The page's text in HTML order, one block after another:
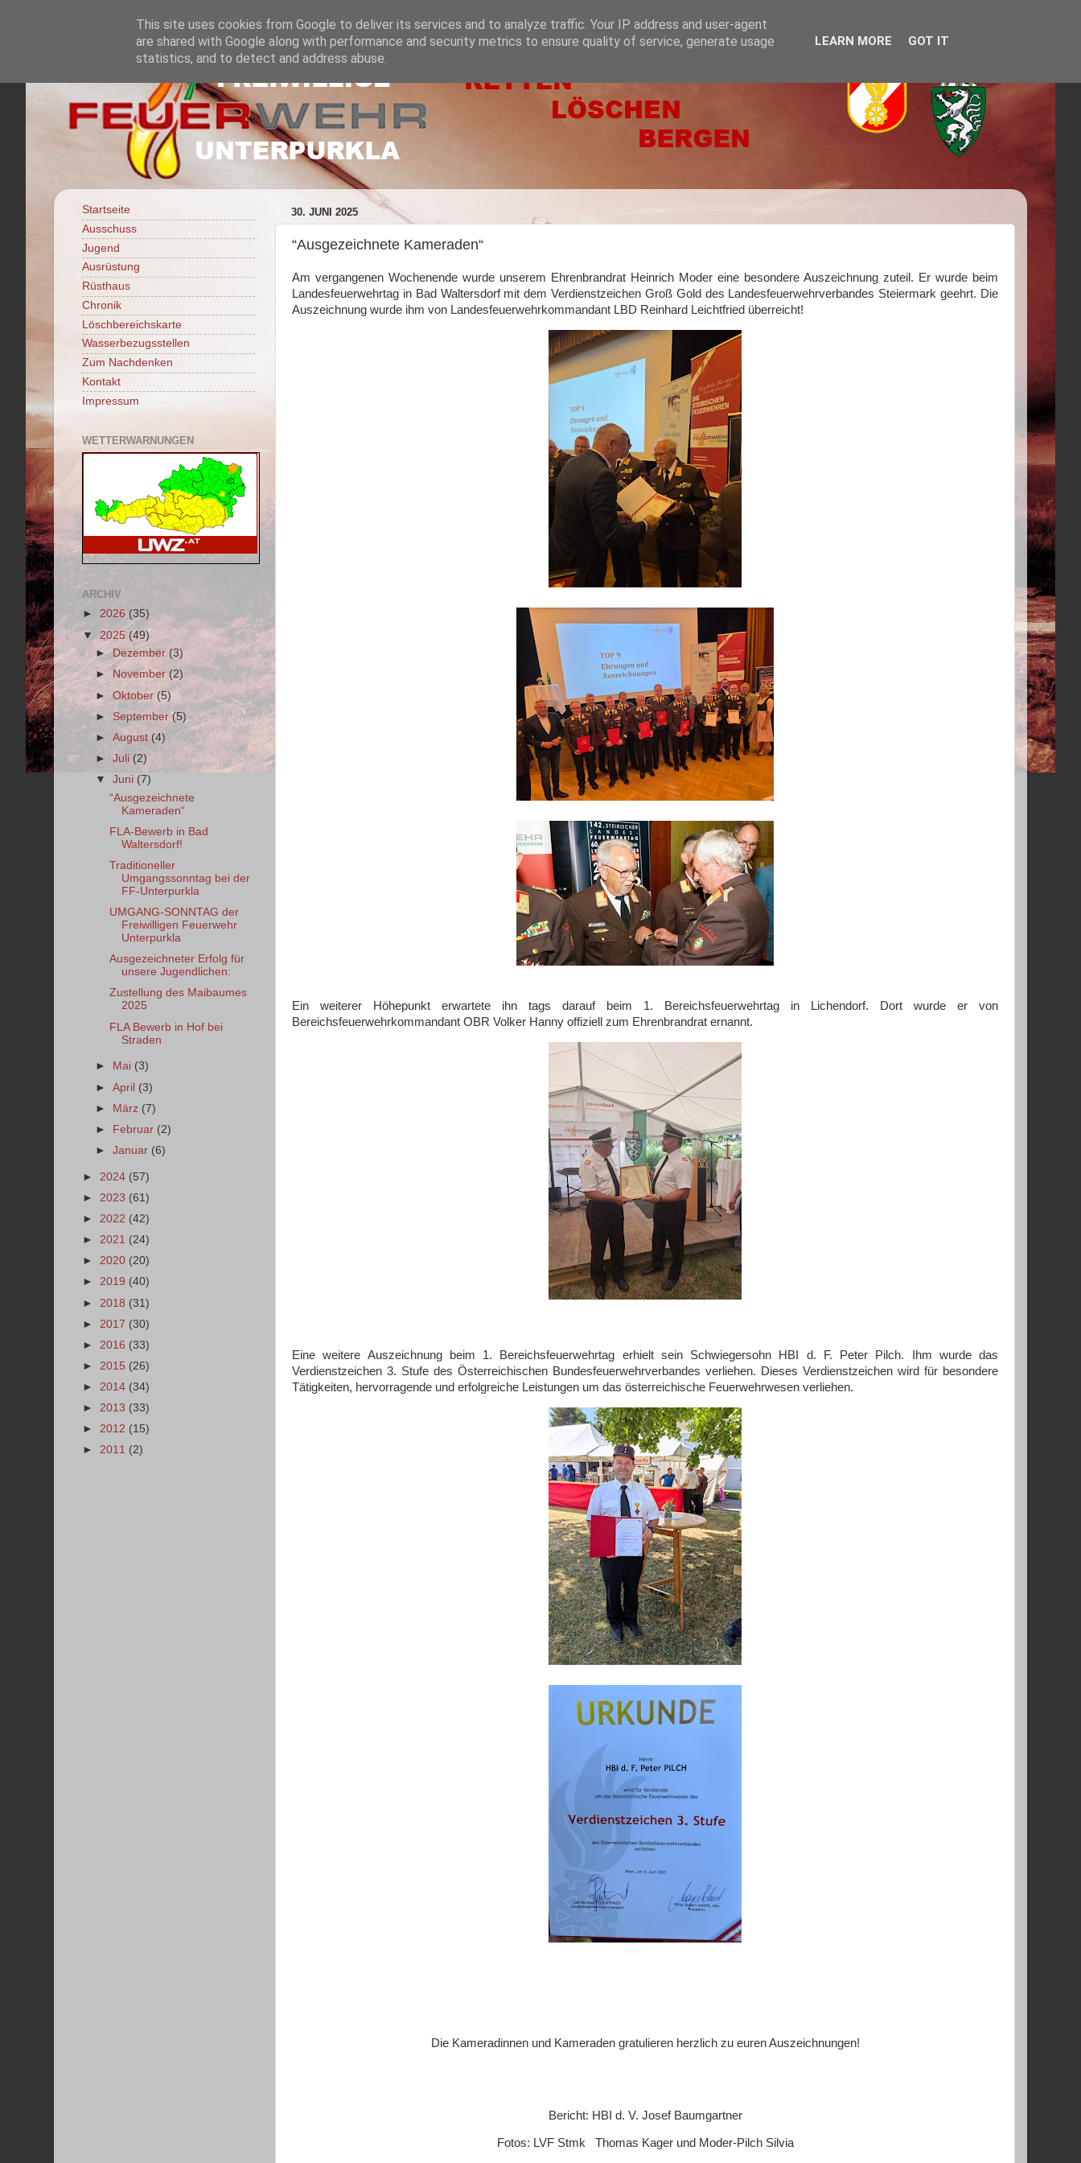
30. JUNI 2025
“Ausgezeichnete Kameraden“
Am vergangenen Wochenende wurde unserem Ehrenbrandrat Heinrich Moder eine besondere Auszeichnung zuteil. Er wurde beim
Landesfeuerwehrtag in Bad Waltersdorf mit dem Verdienstzeichen Groß Gold des Landesfeuerwehrverbandes Steiermark geehrt. Die
Auszeichnung wurde ihm von Landesfeuerwehrkommandant LBD Reinhard Leichtfried überreicht!
Ein weiterer Höhepunkt erwartete ihn tags darauf beim 1. Bereichsfeuerwehrtag in Lichendorf. Dort wurde er von
Bereichsfeuerwehrkommandant OBR Volker Hanny offiziell zum Ehrenbrandrat ernannt.
Eine weitere Auszeichnung beim 1. Bereichsfeuerwehrtag erhielt sein Schwiegersohn HBI d. F. Peter Pilch. Ihm wurde das
Verdienstzeichen 3. Stufe des Österreichischen Bundesfeuerwehrverbandes verliehen. Dieses Verdienstzeichen wird für besondere
Tätigkeiten, hervorragende und erfolgreiche Leistungen um das österreichische Feuerwehrwesen verliehen.
Die Kameradinnen und Kameraden gratulieren herzlich zu euren Auszeichnungen!
Bericht: HBI d. V. Josef Baumgartner
Fotos: LVF Stmk Thomas Kager und Moder-Pilch Silvia
Startseite
Ausschuss
Jugend
Ausrüstung
Rüsthaus
Chronik
Löschbereichskarte
Wasserbezugsstellen
Zum Nachdenken
Kontakt
Impressum
WETTERWARNUNGEN
ARCHIV
► 2026 (35)
▼ 2025(49)
►Dezember (3)
► November(2)
►Oktober(5)
►September(5)
►August(4)
►Juli (2)
▼Juni (7)
“Ausgezeichnete
Kameraden“
FLA-Bewerb in Bad
Waltersdorf!
Traditioneller
Umgangssonntag bei der
FF-Unterpurkla
UMGANG-SONNTAG der
Freiwilligen Feuerwehr
Unterpurkla
Ausgezeichneter Erfolg für
unsere Jugendlichen:
Zustellung des Maibaumes
2025
FLA Bewerb in Hof bei
Straden
► Mai (3)
►April (3)
► März (7)
►
Februar (2)
►Januar (6)
► 2024 (57)
► 2023 (61)
► 2022 (42)
► 2021 (24)
► 2020 (20)
► 2019 (40)
► 2018 (31)
► 2017 (30)
► 2016 (33)
► 2015 (26)
► 2014 (34)
► 2013 (33)
► 2012 (15)
► 2011 (2)
This site uses cookies from Google to deliver its services and to analyze traffic. Your IP address and user-agent
are shared with Google along with performance and security metrics to ensure quality of service, generate usage
statistics, and to detect and address abuse.
LEARN MORE GOT IT